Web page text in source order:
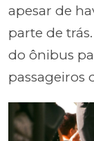
apesar de
parte de
do ônibus
passageiros